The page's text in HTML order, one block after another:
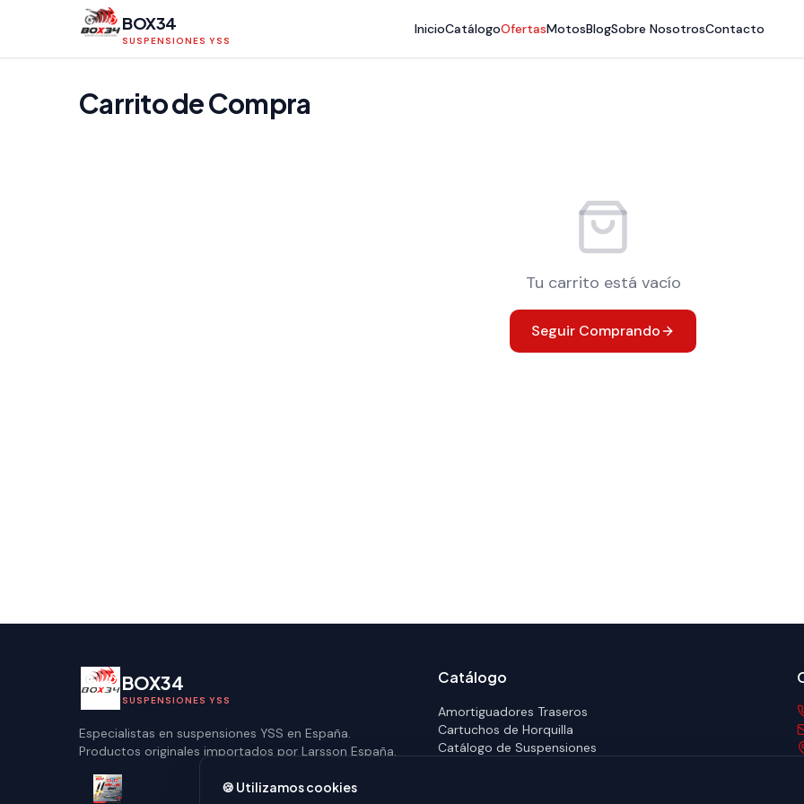
BOX34
SUSPENSIONES YSS
InicioCatálogoOfertasMotosBlogSobre NosotrosContacto
Carrito de Compra
Tu carrito está vacío
Seguir Comprando
BOX34
SUSPENSIONES YSS
Especialistas en suspensiones YSS en España.
Productos originales importados por Larsson España.
Catálogo
Amortiguadores Traseros
Cartuchos de Horquilla
Catálogo de Suspensiones
🍪 Utilizamos cookies